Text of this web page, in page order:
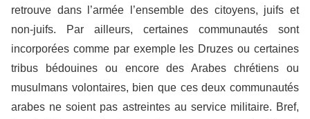
retrouve dans l’armée l’ensemble des citoyens, juifs et
non-juifs. Par ailleurs, certaines communautés sont
incorporées comme par exemple les Druzes ou certaines
tribus bédouines ou encore des Arabes chrétiens ou
musulmans volontaires, bien que ces deux communautés
arabes ne soient pas astreintes au service militaire. Bref,